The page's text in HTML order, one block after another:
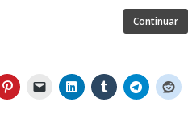
Continuar